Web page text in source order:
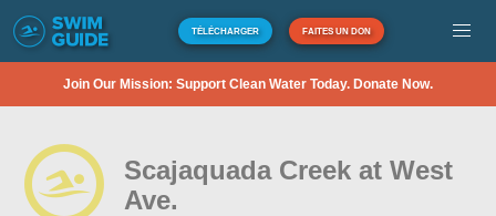
TÉLÉCHARGER FAITES UN DON
Join Our Mission: Support Clean Water Today. Donate Now.
Scajaquada Creek at West
Ave.